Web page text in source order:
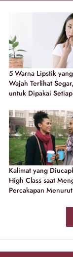
5 Warna Lipstik
Wajah Terlihat
untuk Dipakai
Kalimat yang
High Class saat
Percakapan